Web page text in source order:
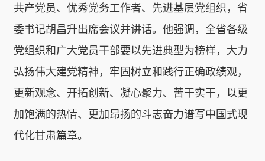
共产党员、优秀党务工作者、先进基层党组织，省
委书记胡昌升出席会议并讲话。他强调，全省各级
党组织和广大党员干部要以先进典型为榜样，大力
弘扬伟大建党精神，牢固树立和践行正确政绩观，
更新观念、开拓创新、凝心聚力、苦干实干，以更
加饱满的热情、更加昂扬的斗志奋力谱写中国式现
代化甘肃篇章。